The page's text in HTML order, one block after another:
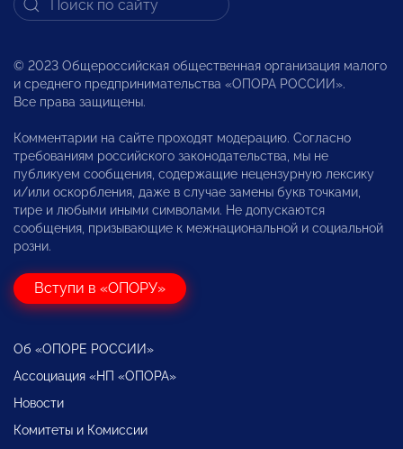
© 2023 Общероссийская общественная организация малого
и среднего предпринимательства «ОПОРА РОССИИ».
Все права защищены.
Комментарии на сайте проходят модерацию. Согласно
требованиям российского законодательства, мы не
публикуем сообщения, содержащие нецензурную лексику
и/или оскорбления, даже в случае замены букв точками,
тире и любыми иными символами. Не допускаются
сообщения, призывающие к межнациональной и социальной
розни.
Вступи в «ОПОРУ»
Об «ОПОРЕ РОССИИ»
Ассоциация «НП «ОПОРА»
Новости
Комитеты и Комиссии